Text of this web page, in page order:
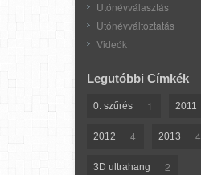
Utónévválasztás
Utónévváltoztatás
Videók
Legutóbbi Címkék
0. szűrés 1 2011
2012 4 2013 4
3D ultrahang 2